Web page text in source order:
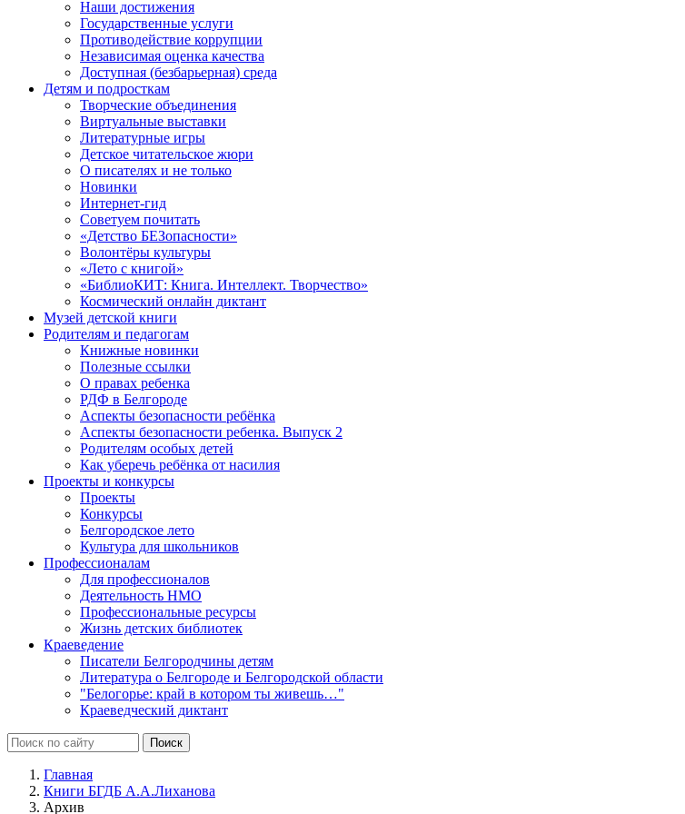
Наши достижения
Государственные услуги
Противодействие коррупции
Независимая оценка качества
Доступная (безбарьерная) среда
Детям и подросткам
Творческие объединения
Виртуальные выставки
Литературные игры
Детское читательское жюри
О писателях и не только
Новинки
Интернет-гид
Советуем почитать
«Детство БЕЗопасности»
Волонтёры культуры
«Лето с книгой»
«БиблиоКИТ: Книга. Интеллект. Творчество»
Космический онлайн диктант
Музей детской книги
Родителям и педагогам
Книжные новинки
Полезные ссылки
О правах ребенка
РДФ в Белгороде
Аспекты безопасности ребёнка
Аспекты безопасности ребенка. Выпуск 2
Родителям особых детей
Как уберечь ребёнка от насилия
Проекты и конкурсы
Проекты
Конкурсы
Белгородское лето
Культура для школьников
Профессионалам
Для профессионалов
Деятельность НМО
Профессиональные ресурсы
Жизнь детских библиотек
Краеведение
Писатели Белгородчины детям
Литература о Белгороде и Белгородской области
"Белогорье: край в котором ты живешь…"
Краеведческий диктант
Главная
Книги БГДБ А.А.Лиханова
Архив